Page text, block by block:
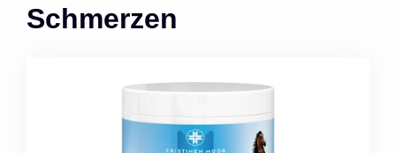
Schmerzen